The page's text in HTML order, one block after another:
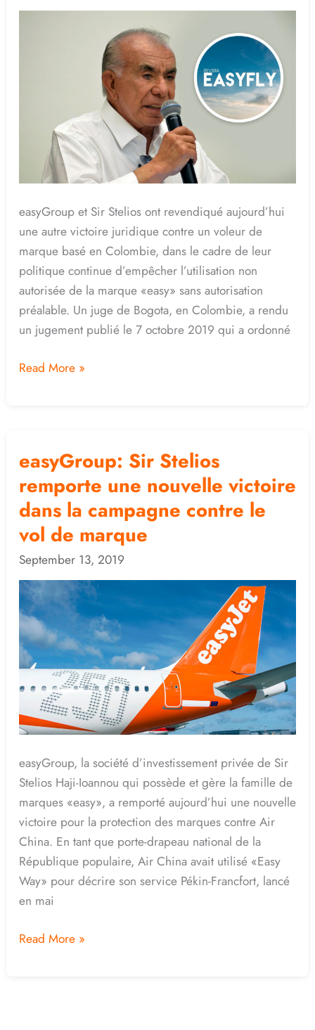
easyGroup et Sir Stelios ont revendiqué aujourd’hui
une autre victoire juridique contre un voleur de
marque basé en Colombie, dans le cadre de leur
politique continue d’empêcher l’utilisation non
autorisée de la marque «easy» sans autorisation
préalable. Un juge de Bogota, en Colombie, a rendu
un jugement publié le 7 octobre 2019 qui a ordonné
protéger
Read More »
easyGroup: Sir Stelios
remporte une nouvelle victoire
dans la campagne contre le
vol de marque
September 13, 2019
easyGroup, la société d’investissement privée de Sir
Stelios Haji-Ioannou qui possède et gère la famille de
marques «easy», a remporté aujourd’hui une nouvelle
victoire pour la protection des marques contre Air
China. En tant que porte-drapeau national de la
République populaire, Air China avait utilisé «Easy
Way» pour décrire son service Pékin-Francfort, lancé
en mai
easyGroup:
Stelios
remporte
une
nouvelle
dans
la
campagne
contre
le
vol
de
marque
Read More »